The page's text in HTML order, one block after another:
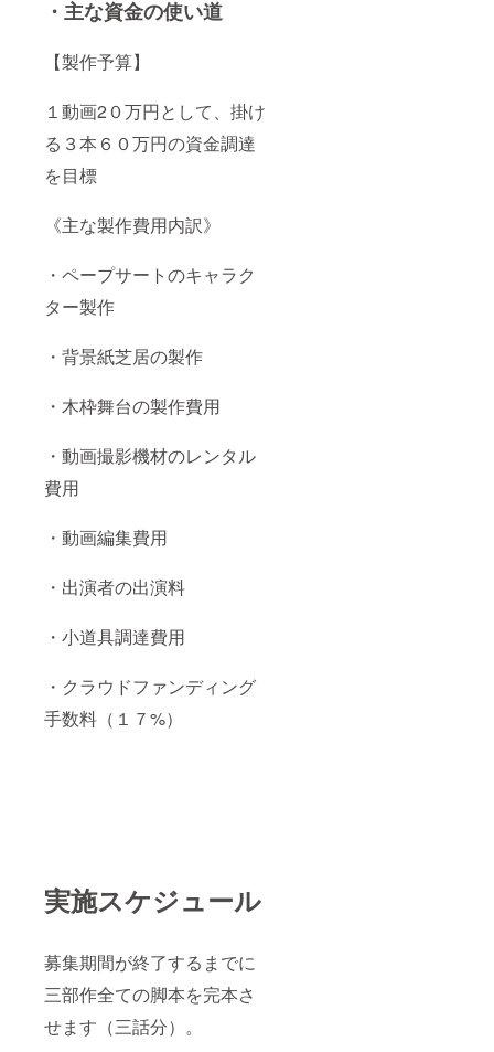
・主な資金の使い道
【製作予算】
１動画2０万円として、掛け
る３本６０万円の資金調達
を目標
《主な製作費用内訳》
・ペープサートのキャラク
ター製作
・背景紙芝居の製作
・木枠舞台の製作費用
・動画撮影機材のレンタル
費用
・動画編集費用
・出演者の出演料
・小道具調達費用
・クラウドファンディング
手数料（１７%）
実施スケジュール
募集期間が終了するまでに
三部作全ての脚本を完本さ
せます（三話分）。